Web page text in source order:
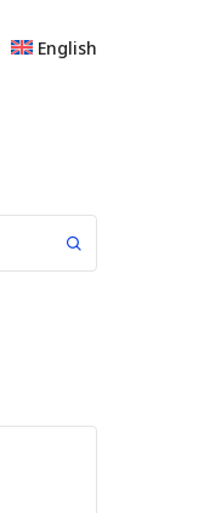
English